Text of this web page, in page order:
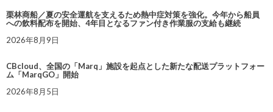
栗林商船／夏の安全運航を支えるため熱中症対策を強化。今年から船員
への飲料配布を開始、4年目となるファン付き作業服の支給も継続
2026年8月9日
CBcloud、全国の「Marq」施設を起点とした新たな配送プラットフォー
ム「MarqGO」開始
2026年8月5日